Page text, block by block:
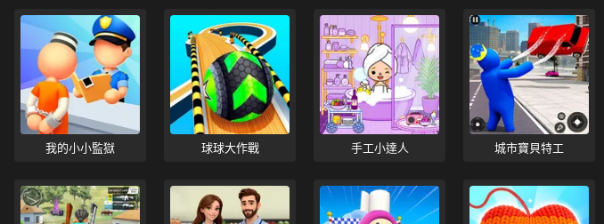
我的小小監獄 球球大作戰 手工小達人 城市寶貝特工